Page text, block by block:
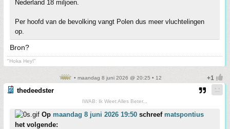
Nederland 18 miljoen.
Per hoofd van de bevolking vangt Polen dus meer vluchtelingen
op.
Bron?
"Hoka Hey!"
• maandag 8 juni 2026 @ 20:25 • 12
thedeedster
IWAB: Ik Weet Alles Beter...
Op maandag 8 juni 2026 19:50 schreef matspontius
het volgende: